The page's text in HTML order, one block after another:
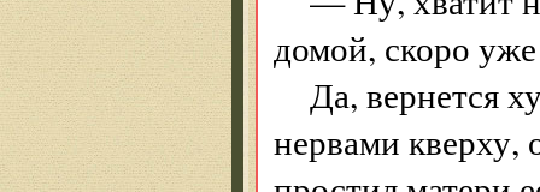
домой, скоро
Да, вернется
нервами кверху,